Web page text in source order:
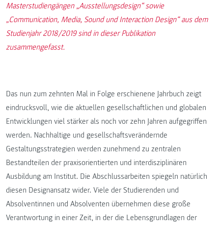
Masterstudiengängen „Ausstellungsdesign“ sowie
„Communication, Media, Sound und Interaction Design“ aus dem
Studienjahr 2018/2019 sind in dieser Publikation
zusammengefasst.
Das nun zum zehnten Mal in Folge erschienene Jahrbuch zeigt
eindrucksvoll, wie die aktuellen gesellschaftlichen und globalen
Entwicklungen viel stärker als noch vor zehn Jahren aufgegriffen
werden. Nachhaltige und gesellschaftsverändernde
Gestaltungsstrategien werden zunehmend zu zentralen
Bestandteilen der praxisorientierten und interdisziplinären
Ausbildung am Institut. Die Abschlussarbeiten spiegeln natürlich
diesen Designansatz wider. Viele der Studierenden und
Absolventinnen und Absolventen übernehmen diese große
Verantwortung in einer Zeit, in der die Lebensgrundlagen der